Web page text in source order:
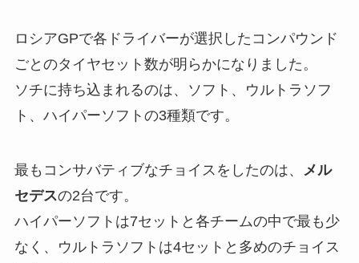
ロシアGPで各ドライバーが選択したコンパウンド
ごとのタイヤセット数が明らかになりました。
ソチに持ち込まれるのは、ソフト、ウルトラソフ
ト、ハイパーソフトの3種類です。
最もコンサバティブなチョイスをしたのは、
メル
セデスの2台です。
ハイパーソフトは7セットと各チームの中で最も少
なく、ウルトラソフトは4セットと多めのチョイス